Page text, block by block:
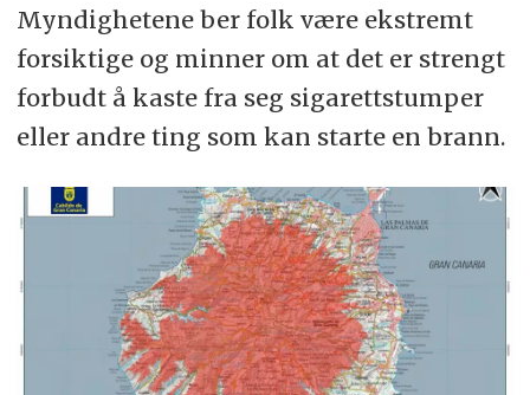
Myndighetene ber folk være ekstremt
forsiktige og minner om at det er strengt
forbudt å kaste fra seg sigarettstumper
eller andre ting som kan starte en brann.